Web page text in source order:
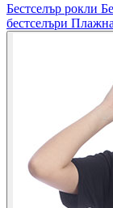
Бестселър рокли
бестселъри